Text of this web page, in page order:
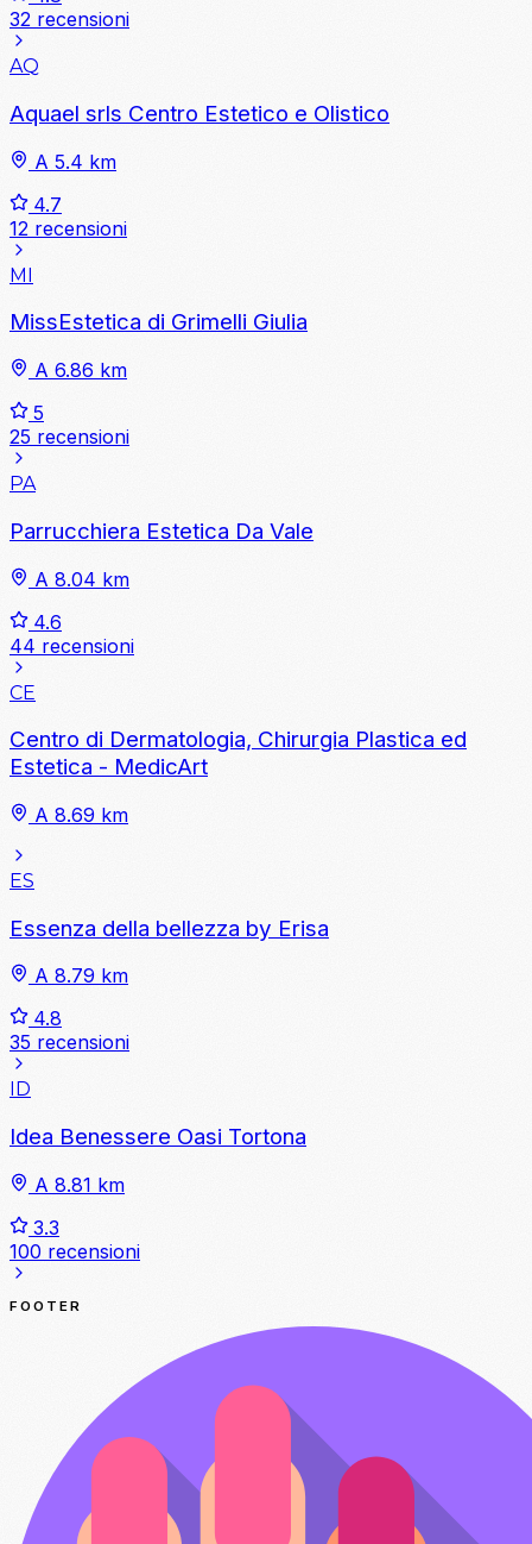
32 recensioni
AQ
Aquael srls Centro Estetico e Olistico
A 5.4 km
4.7
12 recensioni
MI
MissEstetica di Grimelli Giulia
A 6.86 km
5
25 recensioni
PA
Parrucchiera Estetica Da Vale
A 8.04 km
4.6
44 recensioni
CE
Centro di Dermatologia, Chirurgia Plastica ed
Estetica - MedicArt
A 8.69 km
ES
Essenza della bellezza by Erisa
A 8.79 km
4.8
35 recensioni
ID
Idea Benessere Oasi Tortona
A 8.81 km
3.3
100 recensioni
FOOTER